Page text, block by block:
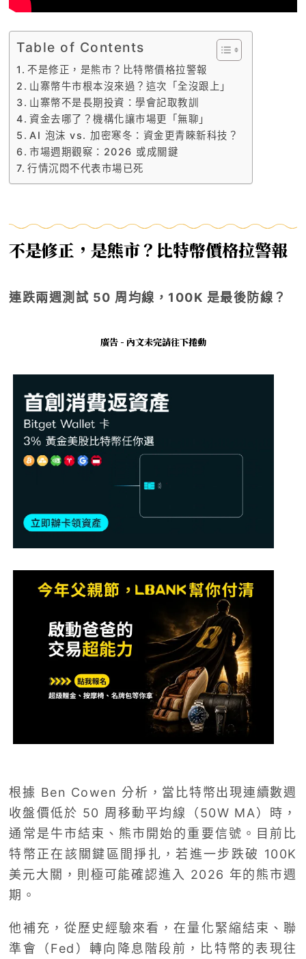
Table of Contents
不是修正，是熊市？比特幣價格拉警報
山寨幣牛市根本沒來過？這次「全沒跟上」
山寨幣不是長期投資：學會記取教訓
資金去哪了？機構化讓市場更「無聊」
AI 泡沫 vs. 加密寒冬：資金更青睞新科技？
市場週期觀察：2026 或成關鍵
行情沉悶不代表市場已死
不是修正，是熊市？比特幣價格拉警報
連跌兩週測試 50 周均線，100K 是最後防線？
廣告 - 內文未完請往下捲動
根據 Ben Cowen 分析，當比特幣出現連續數週
收盤價低於 50 周移動平均線（50W MA）時，
通常是牛市結束、熊市開始的重要信號。目前比
特幣正在該關鍵區間掙扎，若進一步跌破 100K
美元大關，則極可能確認進入 2026 年的熊市週
期。
他補充，從歷史經驗來看，在量化緊縮結束、聯
準會（Fed）轉向降息階段前，比特幣的表現往